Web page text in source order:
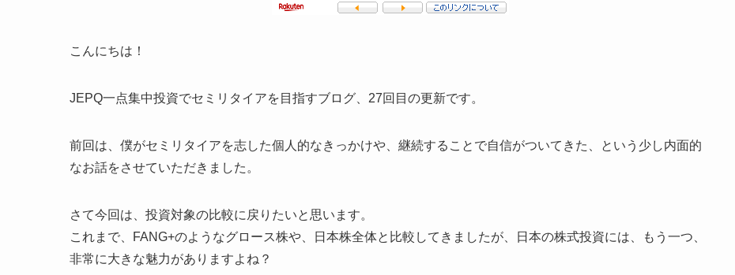
こんにちは！
JEPQ一点集中投資でセミリタイアを目指すブログ、27回目の更新です。
前回は、僕がセミリタイアを志した個人的なきっかけや、継続することで自信がついてきた、という少し内面的
なお話をさせていただきました。
さて今回は、投資対象の比較に戻りたいと思います。
これまで、FANG+のようなグロース株や、日本株全体と比較してきましたが、日本の株式投資には、もう一つ、
非常に大きな魅力がありますよね？